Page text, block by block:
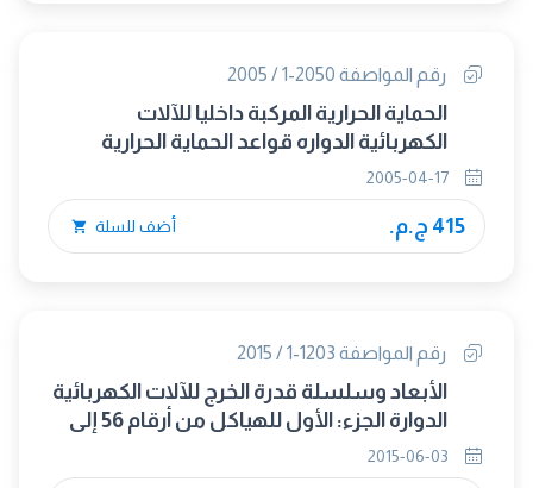
رقم المواصفة 2050-1 / 2005
الحماية الحرارية المركبة داخليا للآلات
الكهربائية الدواره قواعد الحماية الحرارية
ًللآلات الكهربائية
415 ج.م. أضف للسلة
رقم المواصفة 1203-1 / 2015
الأبعاد وسلسلة قدرة الخرج للآلات الكهربائية
الدوارة الجزء: الأول للهياكل من أرقام 56 إلى
400 وللفلانشات من أرقام 55 إلى 1080